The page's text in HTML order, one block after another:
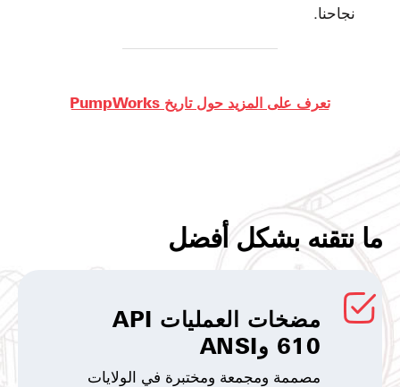
نجاحنا.
تعرف على المزيد حول تاريخ PumpWorks
ما نتقنه بشكل أفضل
مضخات العمليات API
610 وANSI
مصممة ومجمعة ومختبرة في الولايات